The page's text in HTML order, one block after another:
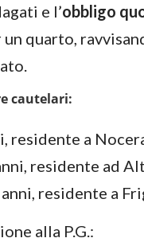
e l’obbligo
un quarto,
cautelari:
residente a
residente ad
anni, residente a
alla P.G.: